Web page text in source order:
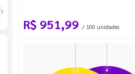
(14)
R$ 951,99 / 100 unidades